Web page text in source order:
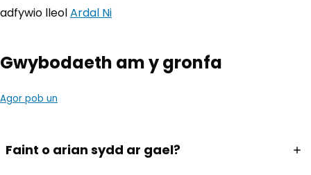
adfywio lleolArdal Ni
Gwybodaeth am y gronfa
Agor pob un
Faint o arian sydd ar gael?